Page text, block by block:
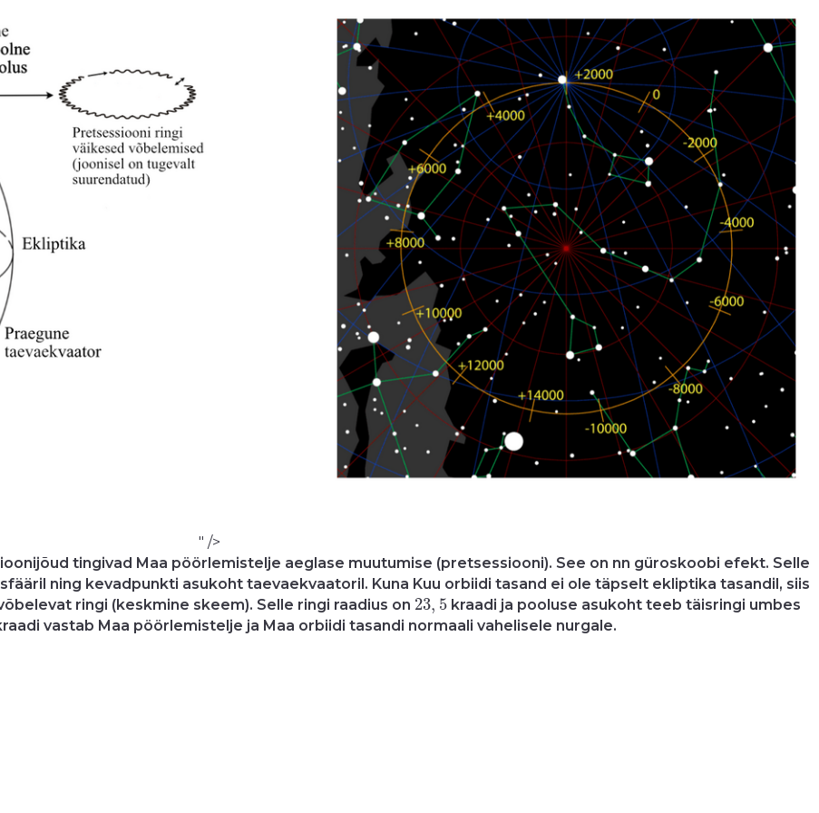
" />
tingivad Maa pöörlemistelje aeglase muutumise (pretsessiooni). See on nn güroskoobi efekt. Selle
ning kevadpunkti asukoht taevaekvaatoril. Kuna Kuu orbiidi tasand ei ole täpselt ekliptika tasandil, siis
ringi (keskmine skeem). Selle ringi raadius on 23, 5
23 5kraadi ja pooluse asukoht teeb täisringi umbes
vastab Maa pöörlemistelje ja Maa orbiidi tasandi normaali vahelisele nurgale.